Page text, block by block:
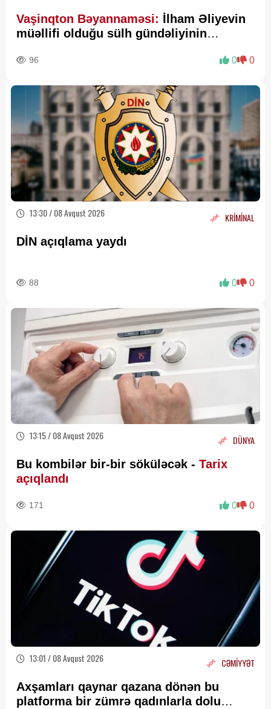
Vaşinqton Bəyannaməsi: İlham Əliyevin
müəllifi olduğu sülh gündəliyinin
96 0 0
13:30 / 08 Avqust 2026 KRİMİNAL
DİN açıqlama yaydı
88 0 0
13:15 / 08 Avqust 2026 DÜNYA
Bu kombilər bir-bir söküləcək - Tarix
açıqlandı
171 0 0
13:01 / 08 Avqust 2026 CƏMİYYƏT
Axşamları qaynar qazana dönən bu
platforma bir zümrə qadınlarla dolu